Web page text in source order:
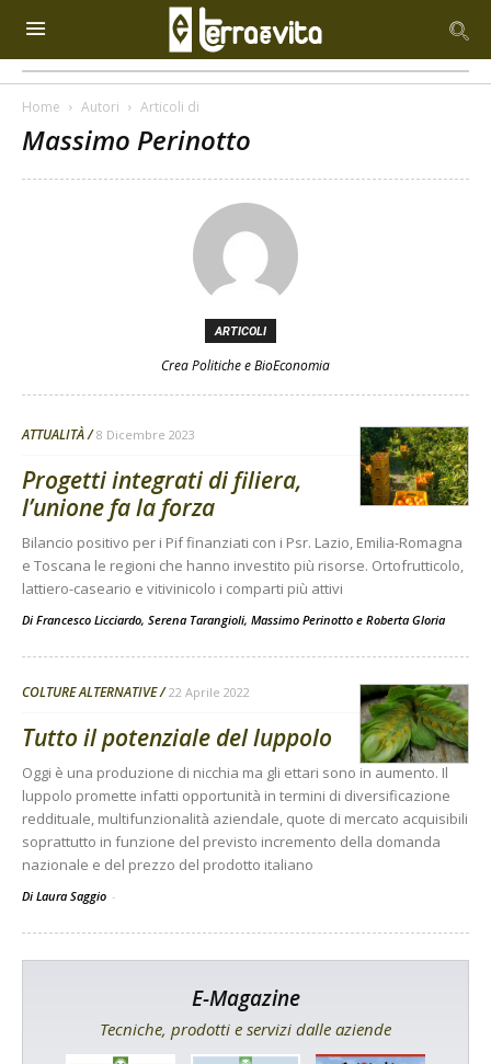
Home Autori Articoli di
Massimo Perinotto
ARTICOLI
Crea Politiche e BioEconomia
ATTUALITÀ 8 Dicembre 2023
Progetti integrati di filiera,
l’unione fa la forza
Bilancio positivo per i Pif finanziati con i Psr. Lazio, Emilia-Romagna
e Toscana le regioni che hanno investito più risorse. Ortofrutticolo,
lattiero-caseario e vitivinicolo i comparti più attivi
Di Francesco Licciardo, Serena Tarangioli, Massimo Perinotto e Roberta Gloria
COLTURE ALTERNATIVE 22 Aprile 2022
Tutto il potenziale del luppolo
Oggi è una produzione di nicchia ma gli ettari sono in aumento. Il
luppolo promette infatti opportunità in termini di diversificazione
reddituale, multifunzionalità aziendale, quote di mercato acquisibili
soprattutto in funzione del previsto incremento della domanda
nazionale e del prezzo del prodotto italiano
Di Laura Saggio -
E-Magazine
Tecniche, prodotti e servizi dalle aziende